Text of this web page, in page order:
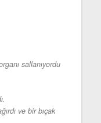
sallanıyordu
ve bir bıçak